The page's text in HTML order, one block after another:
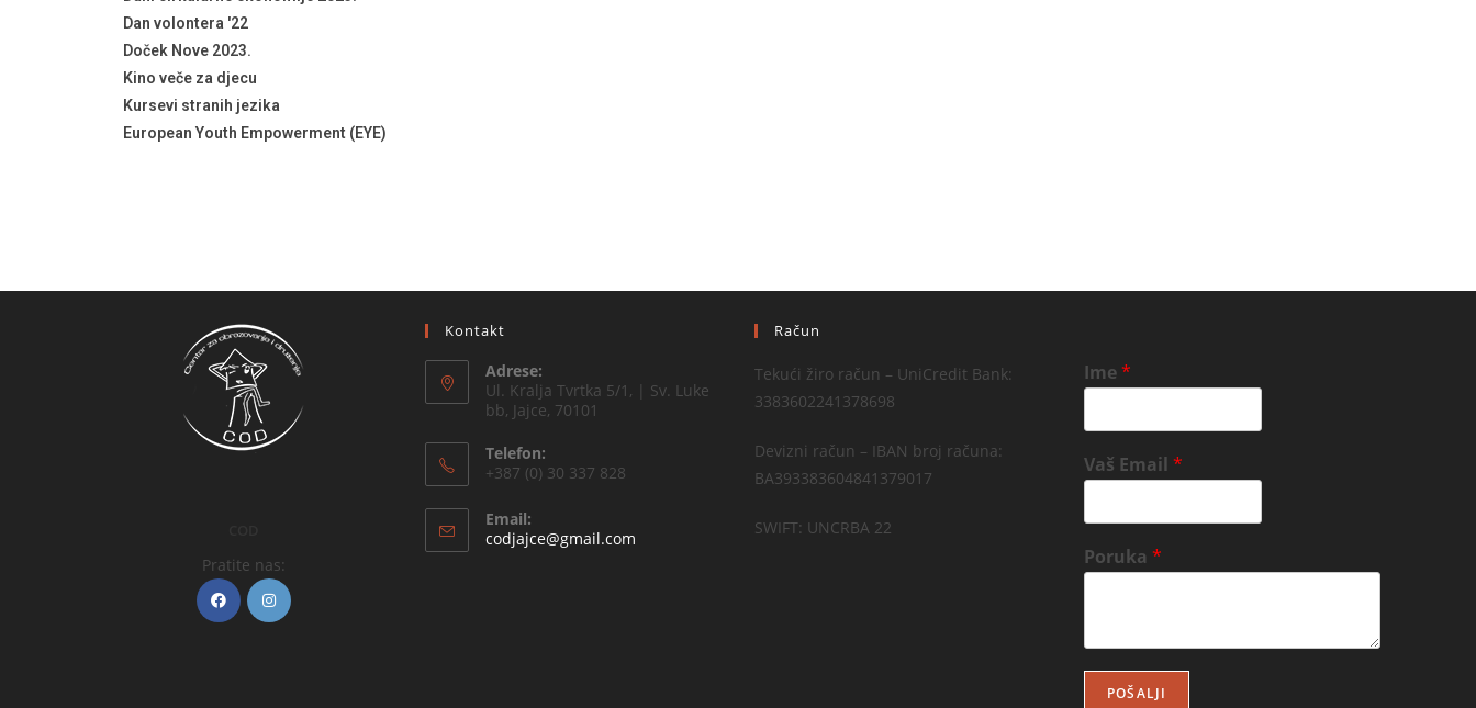
Dan volontera '22
Doček Nove 2023.
Kino veče za djecu
Kursevi stranih jezika
European Youth Empowerment (EYE)
Pratite nas:
Kontakt
Adrese:
Ul. Kralja Tvrtka 5/1, | Sv. Luke
bb, Jajce, 70101
Telefon:
+387 (0) 30 337 828
Email:
codjajce@gmail.com
Račun
Tekući žiro račun – UniCredit Bank:
3383602241378698
Devizni račun – IBAN broj računa:
BA393383604841379017
SWIFT: UNCRBA 22
Ime*
Vaš Email *
Poruka *
POŠALJI